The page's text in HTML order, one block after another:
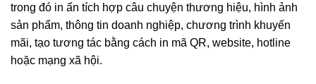
trong đó in ấn tích hợp câu chuyện thương hiệu, hình ảnh
sản phẩm, thông tin doanh nghiệp, chương trình khuyến
mãi, tạo tương tác bằng cách in mã QR, website, hotline
hoặc mạng xã hội.